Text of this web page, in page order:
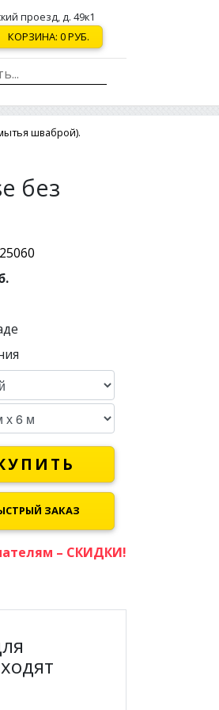
проезд, д. 49к1
КОРЗИНА: 0РУБ.
шваброй).
без
ЗАКАЗ
– СКИДКИ!